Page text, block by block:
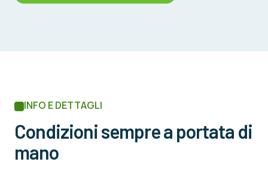
INFO E DETTAGLI
Condizioni sempre a portata di
mano